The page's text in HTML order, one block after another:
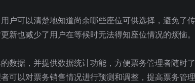
户可以清楚地知道尚余哪些座位可供选择，避免了
新也减少了用户在等候时无法得知座位情况的烦恼。
数据，并提供数据统计功能，方便票务管理者随时
可以对票务销售情况进行预测和调整，提高票务管